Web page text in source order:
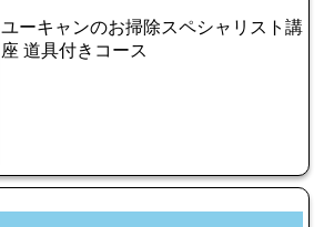
ユーキャンのお掃除スペシャリスト講
座 道具付きコース